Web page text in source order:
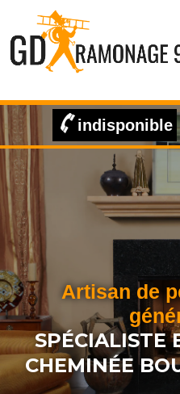
indisponible
Artisan de
SPÉCIALISTE
CHEMINÉE